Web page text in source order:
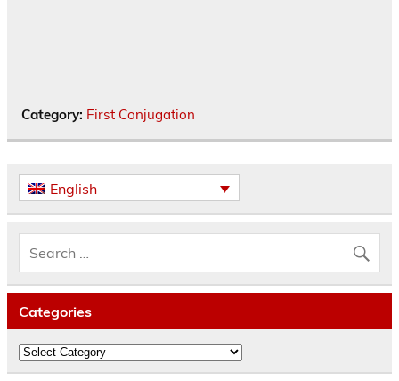
Category: First Conjugation
English
Categories
Categories